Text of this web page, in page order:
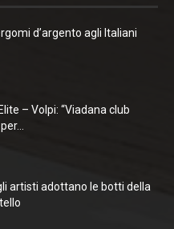
d’argento agli Italiani
– Volpi: “Viadana club
artisti adottano le botti della